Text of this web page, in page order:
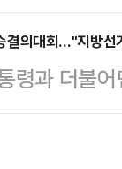
된다…
1일까지 진
아시아선
5·9호선
세권에 위…
제로 확산
장에서 투
을 수 없이
날 오전 서
결의대회…"지방선
령과 더불
세를 펼쳤